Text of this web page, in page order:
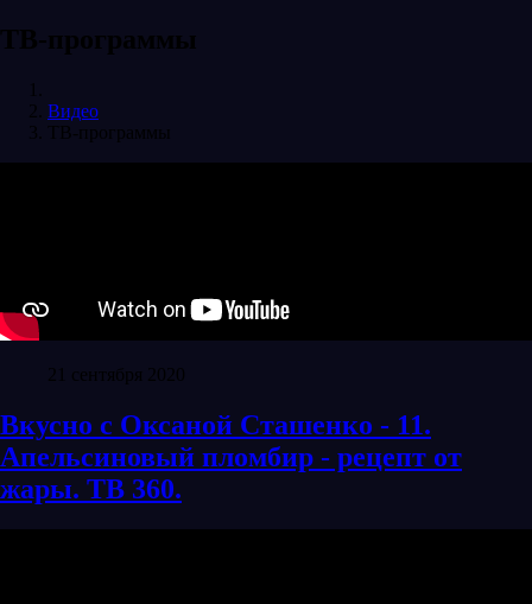
ТВ-программы
Видео
ТВ-программы
21 сентября 2020
Вкусно с Оксаной Сташенко - 11.
Апельсиновый пломбир - рецепт от
жары. ТВ 360.